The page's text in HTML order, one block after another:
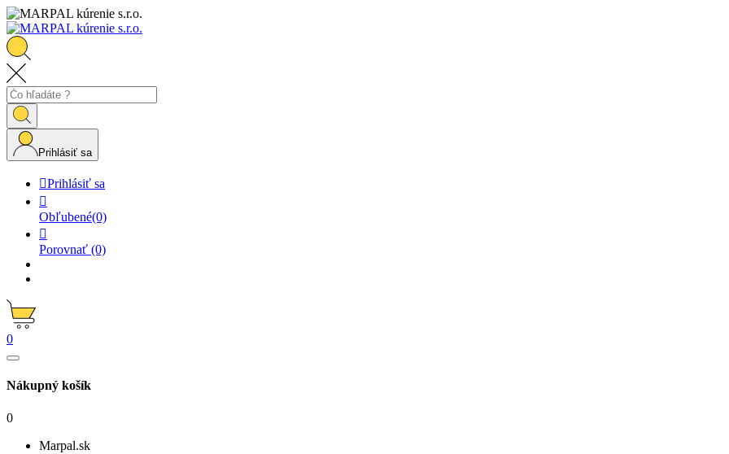
Prihlásiť sa
Prihlásiť sa

Obľubené(0)

Porovnať (0)
0
Nákupný košík
0
Marpal.sk